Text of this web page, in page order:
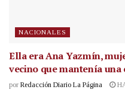
NACIONALES
Ella era Ana Yazmín,
vecino que mantenía
por Redacción Diario La Página